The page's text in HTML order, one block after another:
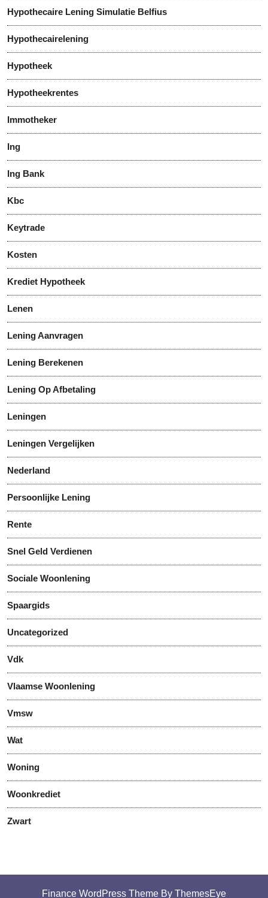
Hypothecaire Lening Simulatie Belfius
Hypothecairelening
Hypotheek
Hypotheekrentes
Immotheker
Ing
Ing Bank
Kbc
Keytrade
Kosten
Krediet Hypotheek
Lenen
Lening Aanvragen
Lening Berekenen
Lening Op Afbetaling
Leningen
Leningen Vergelijken
Nederland
Persoonlijke Lening
Rente
Snel Geld Verdienen
Sociale Woonlening
Spaargids
Uncategorized
Vdk
Vlaamse Woonlening
Vmsw
Wat
Woning
Woonkrediet
Zwart
Finance WordPress Theme By ThemesEye